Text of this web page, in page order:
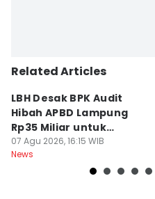
Related Articles
LBH Desak BPK Audit
Hibah APBD Lampung
Rp35 Miliar untuk
Kejaksaan
07 Agu 2026, 16:15 WIB
News